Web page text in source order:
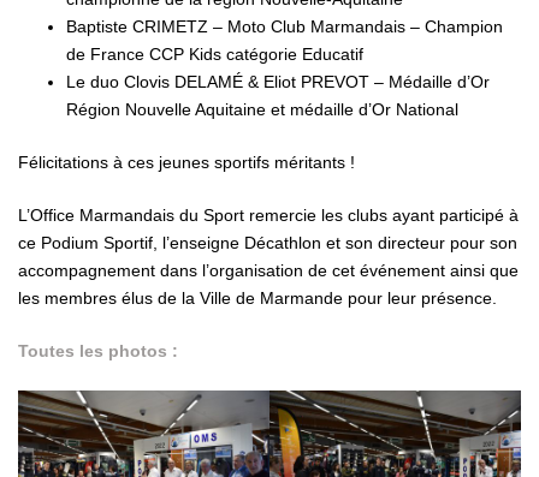
Baptiste CRIMETZ – Moto Club Marmandais – Champion
de France CCP Kids catégorie Educatif
Le duo Clovis DELAMÉ & Eliot PREVOT – Médaille d’Or
Région Nouvelle Aquitaine et médaille d’Or National
Félicitations à ces jeunes sportifs méritants !
L’Office Marmandais du Sport remercie les clubs ayant participé à
ce Podium Sportif, l’enseigne Décathlon et son directeur pour son
accompagnement dans l’organisation de cet événement ainsi que
les membres élus de la Ville de Marmande pour leur présence.
Toutes les photos :